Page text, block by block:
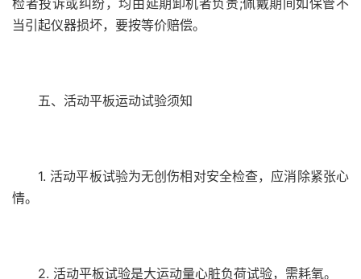
检者投诉或纠纷，均由延期卸机者负责;佩戴期间如保管不
当引起仪器损坏，要按等价赔偿。
五、活动平板运动试验须知
1. 活动平板试验为无创伤相对安全检查，应消除紧张心
情。
2. 活动平板试验是大运动量心脏负荷试验，需耗氧。